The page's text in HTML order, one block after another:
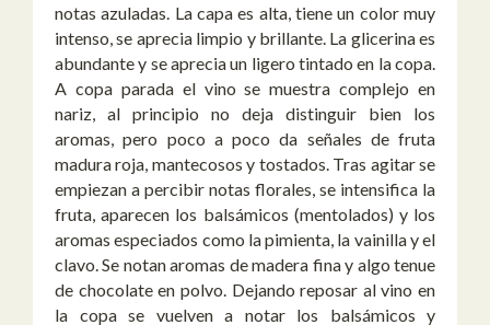
notas azuladas. La capa es alta, tiene un color muy
intenso, se aprecia limpio y brillante. La glicerina es
abundante y se aprecia un ligero tintado en la copa.
A copa parada el vino se muestra complejo en
nariz, al principio no deja distinguir bien los
aromas, pero poco a poco da señales de fruta
madura roja, mantecosos y tostados. Tras agitar se
empiezan a percibir notas florales, se intensifica la
fruta, aparecen los balsámicos (mentolados) y los
aromas especiados como la pimienta, la vainilla y el
clavo. Se notan aromas de madera fina y algo tenue
de chocolate en polvo. Dejando reposar al vino en
la copa se vuelven a notar los balsámicos y